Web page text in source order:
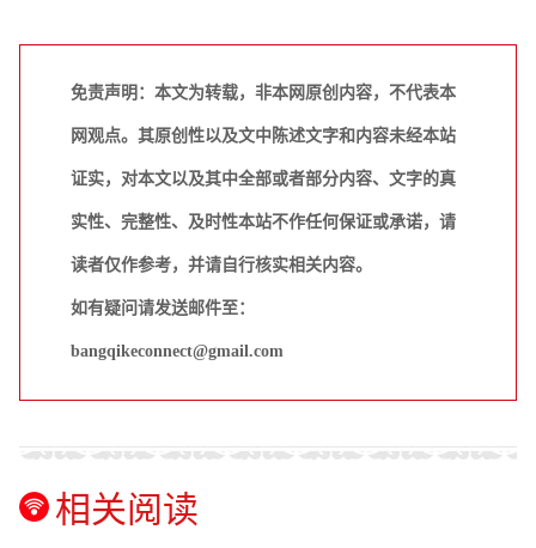
免责声明：本文为转载，非本网原创内容，不代表本
网观点。其原创性以及文中陈述文字和内容未经本站
证实，对本文以及其中全部或者部分内容、文字的真
实性、完整性、及时性本站不作任何保证或承诺，请
读者仅作参考，并请自行核实相关内容。
如有疑问请发送邮件至：
bangqikeconnect@gmail.com
相关阅读